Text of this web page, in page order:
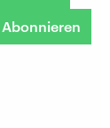
Abonnieren